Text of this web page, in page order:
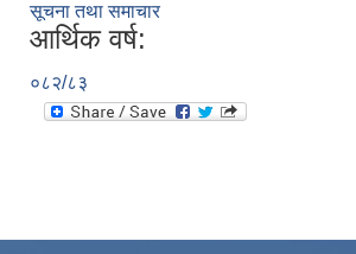
सूचना तथा समाचार
आर्थिक वर्ष:
०८२/८३